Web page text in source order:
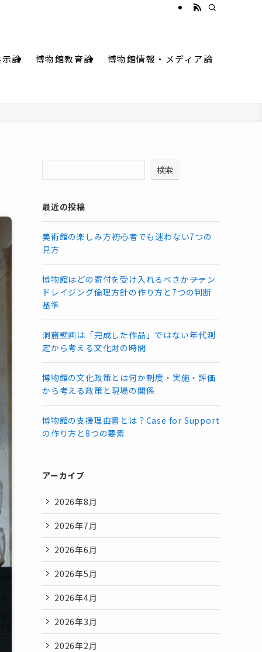
論 博物館教育論 博物館情報・メディア論
検索
最近の投稿
美術館の楽しみ方――初心者でも迷わない7つの
見方
博物館はどの寄付を受け入れるべきか――ファン
ドレイジング倫理方針の作り方と7つの判断
基準
洞窟壁画は「完成した作品」ではない――年代測
定から考える文化財の時間
博物館の文化政策とは何か――制度・実施・評価
から考える政策と現場の関係
博物館の支援理由書とは？Case for Support
の作り方と8つの要素
アーカイブ
2026年8月
2026年7月
2026年6月
2026年5月
2026年4月
2026年3月
2026年2月